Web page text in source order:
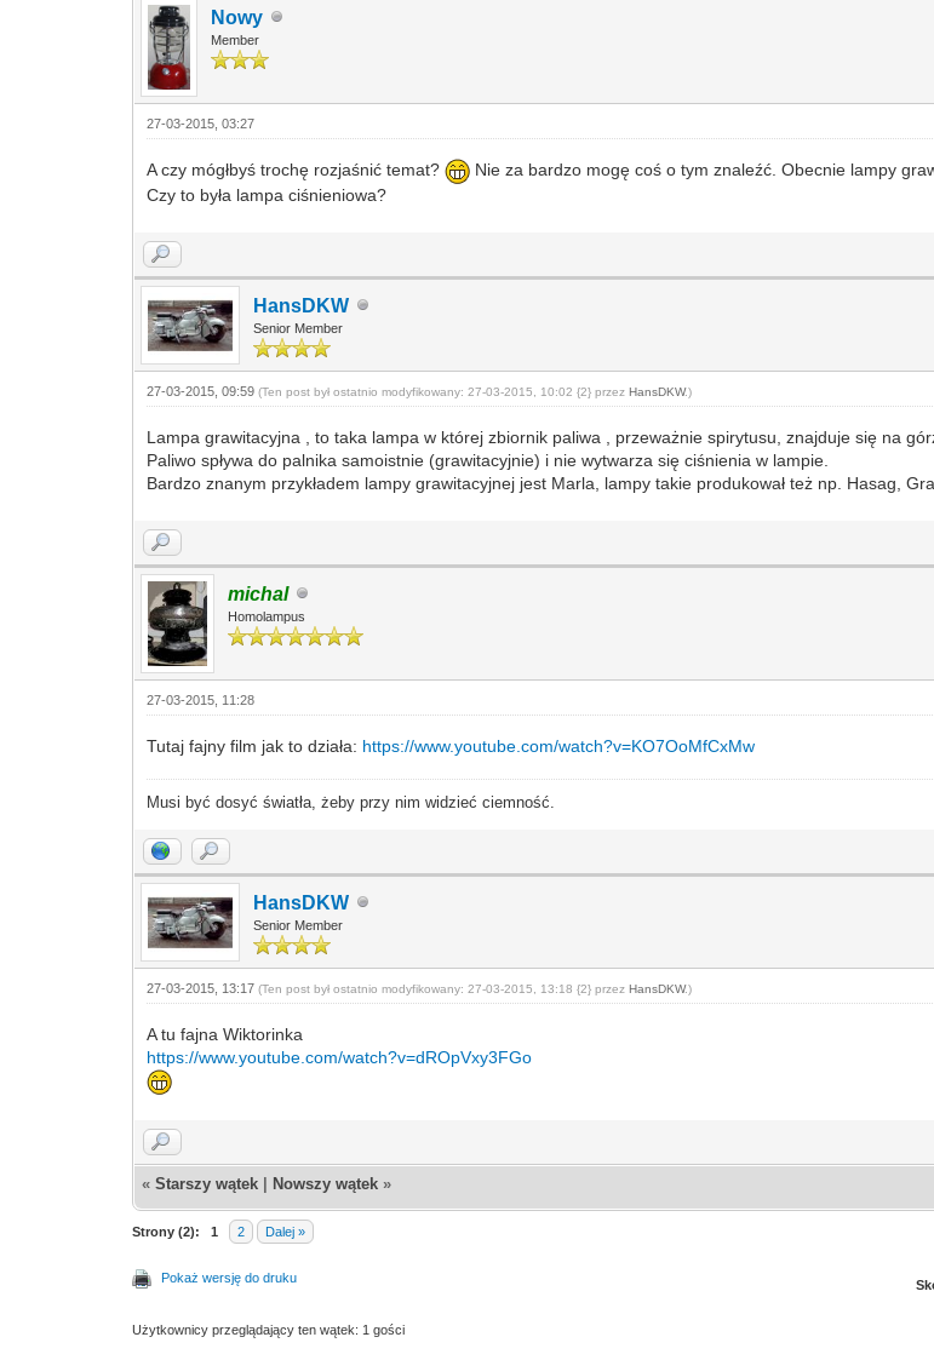
Nowy
Member
27-03-2015, 03:27
A czy mógłbyś trochę rozjaśnić temat?
Nie za bardzo mogę coś o tym znaleźć. Obecnie lampy
Czy to była lampa ciśnieniowa?
HansDKW
Senior Member
27-03-2015, 09:59(Ten post był ostatnio modyfikowany: 27-03-2015, 10:02 {2} przezHansDKW.)
Lampa grawitacyjna , to taka lampa w której zbiornik paliwa , przeważnie spirytusu, znajduje się na
Paliwo spływa do palnika samoistnie (grawitacyjnie) i nie wytwarza się ciśnienia w lampie.
Bardzo znanym przykładem lampy grawitacyjnej jest Marla, lampy takie produkował też np. Hasag,
michal
Homolampus
27-03-2015, 11:28
Tutaj fajny film jak to działa: https://www.youtube.com/watch?v=KO7OoMfCxMw
Musi być dosyć światła, żeby przy nim widzieć ciemność.
HansDKW
Senior Member
27-03-2015, 13:17(Ten post był ostatnio modyfikowany: 27-03-2015, 13:18 {2} przezHansDKW.)
A tu fajna Wiktorinka
https://www.youtube.com/watch?v=dROpVxy3FGo
«Starszy wątek Nowszy wątek »
Strony (2): 1 2 Dalej »
Pokaż wersję do druku
Użytkownicy przeglądający ten wątek: 1 gości